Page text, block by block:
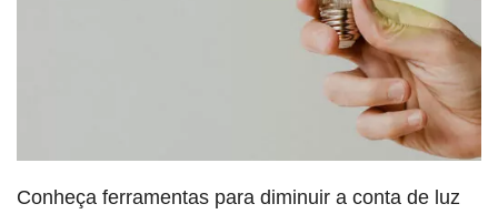
Conheça ferramentas para diminuir a conta de luz